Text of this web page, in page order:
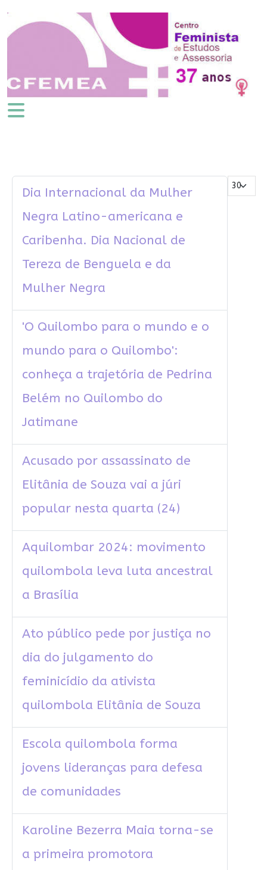
Mostrar #
Dia Internacional da Mulher
Negra Latino-americana e
Caribenha. Dia Nacional de
Tereza de Benguela e da
Mulher Negra
'O Quilombo para o mundo e o
mundo para o Quilombo':
conheça a trajetória de Pedrina
Belém no Quilombo do
Jatimane
Acusado por assassinato de
Elitânia de Souza vai a júri
popular nesta quarta (24)
Aquilombar 2024: movimento
quilombola leva luta ancestral
a Brasília
Ato público pede por justiça no
dia do julgamento do
feminicídio da ativista
quilombola Elitânia de Souza
Escola quilombola forma
jovens lideranças para defesa
de comunidades
Karoline Bezerra Maia torna-se
a primeira promotora